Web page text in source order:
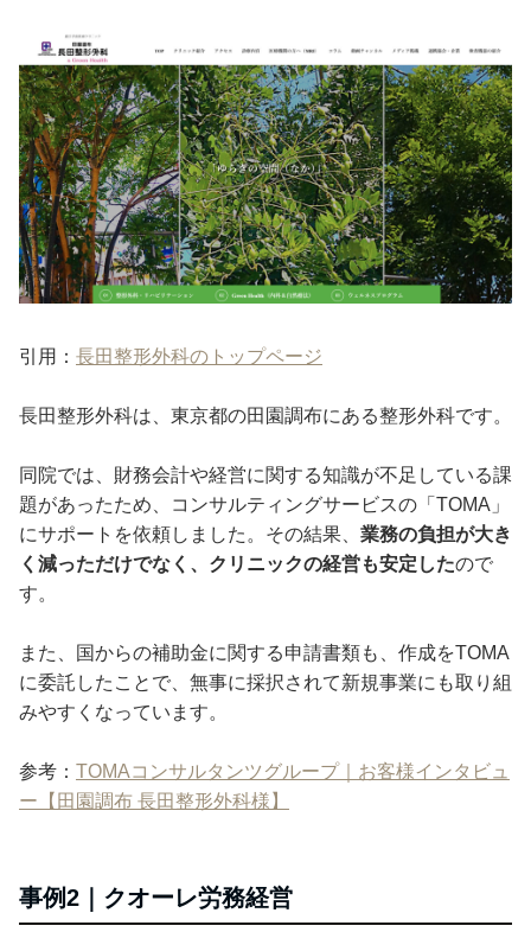
引用： 長田整形外科のトップページ
長田整形外科は、東京都の田園調布にある整形外科です。
同院では、財務会計や経営に関する知識が不足している課
題があったため、コンサルティングサービスの「TOMA」
にサポートを依頼しました。その結果、 業務の負担が大き
く減っただけでなく、クリニックの経営も安定したので
す。
また、国からの補助金に関する申請書類も、作成をTOMA
に委託したことで、無事に採択されて新規事業にも取り組
みやすくなっています。
参考： TOMAコンサルタンツグループ｜お客様インタビュ
ー【田園調布 長田整形外科様】
事例2｜クオーレ労務経営